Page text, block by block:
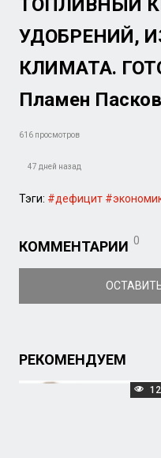
ТОПЛИВНЫЙ
УДОБРЕНИЙ,
КЛИМАТА.
Пламен Пасков
616 просмотров
47 дней назад
Тэги: #дефицит
КОММЕНТАРИИ 0
РЕКОМЕНДУЕМ